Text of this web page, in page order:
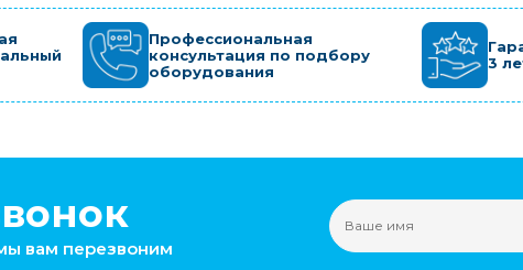
Профессиональная
консультация по подбору
оборудования
3
вам перезвоним